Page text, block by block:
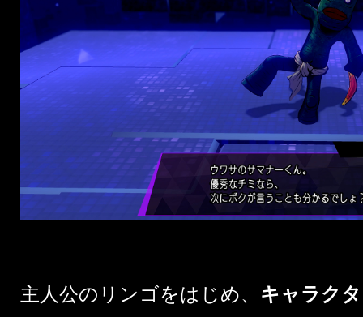
主人公のリンゴをはじめ、 キャラク